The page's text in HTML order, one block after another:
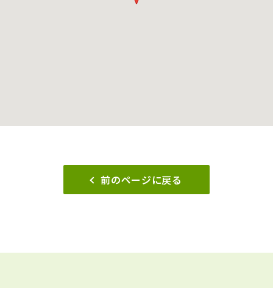
前のページに戻る